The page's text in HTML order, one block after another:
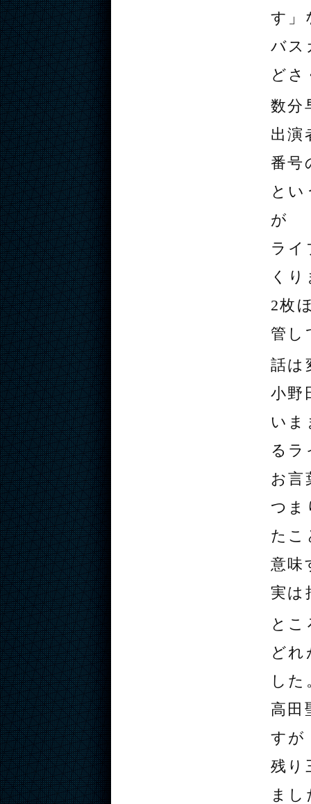
す」
バス
ど
数分
出演
番
と
が
ライ
く
2枚
管し
話は
小野
いま
るラ
お言
つま
たこ
意味
実
と
ど
した
高田
すが
残り
まし